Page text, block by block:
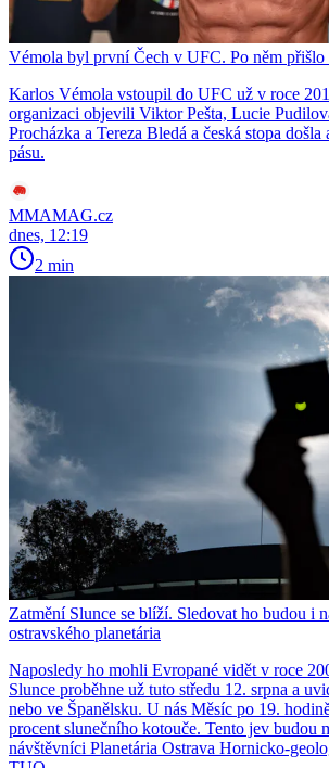
Vémola byl první Čech v UFC. Po něm přišlo
Karlos Vémola vstoupil do UFC už v roce
organizaci objevili Viktor Pešta, Lucie
Procházka a Tereza Bledá a česká stopa
pásu.
MMAMAG.cz
dnes, 12:19
2 min
Zatmění Slunce se blíží. Sledovat ho budou i
ostravského planetária
Naposledy ho mohli Evropané vidět v roce
Slunce proběhne už tuto středu 12. srpna a
nebo ve Španělsku. U nás Měsíc po 19.
procent slunečního kotouče. Tento jev budou
návštěvníci Planetária Ostrava Hornicko-